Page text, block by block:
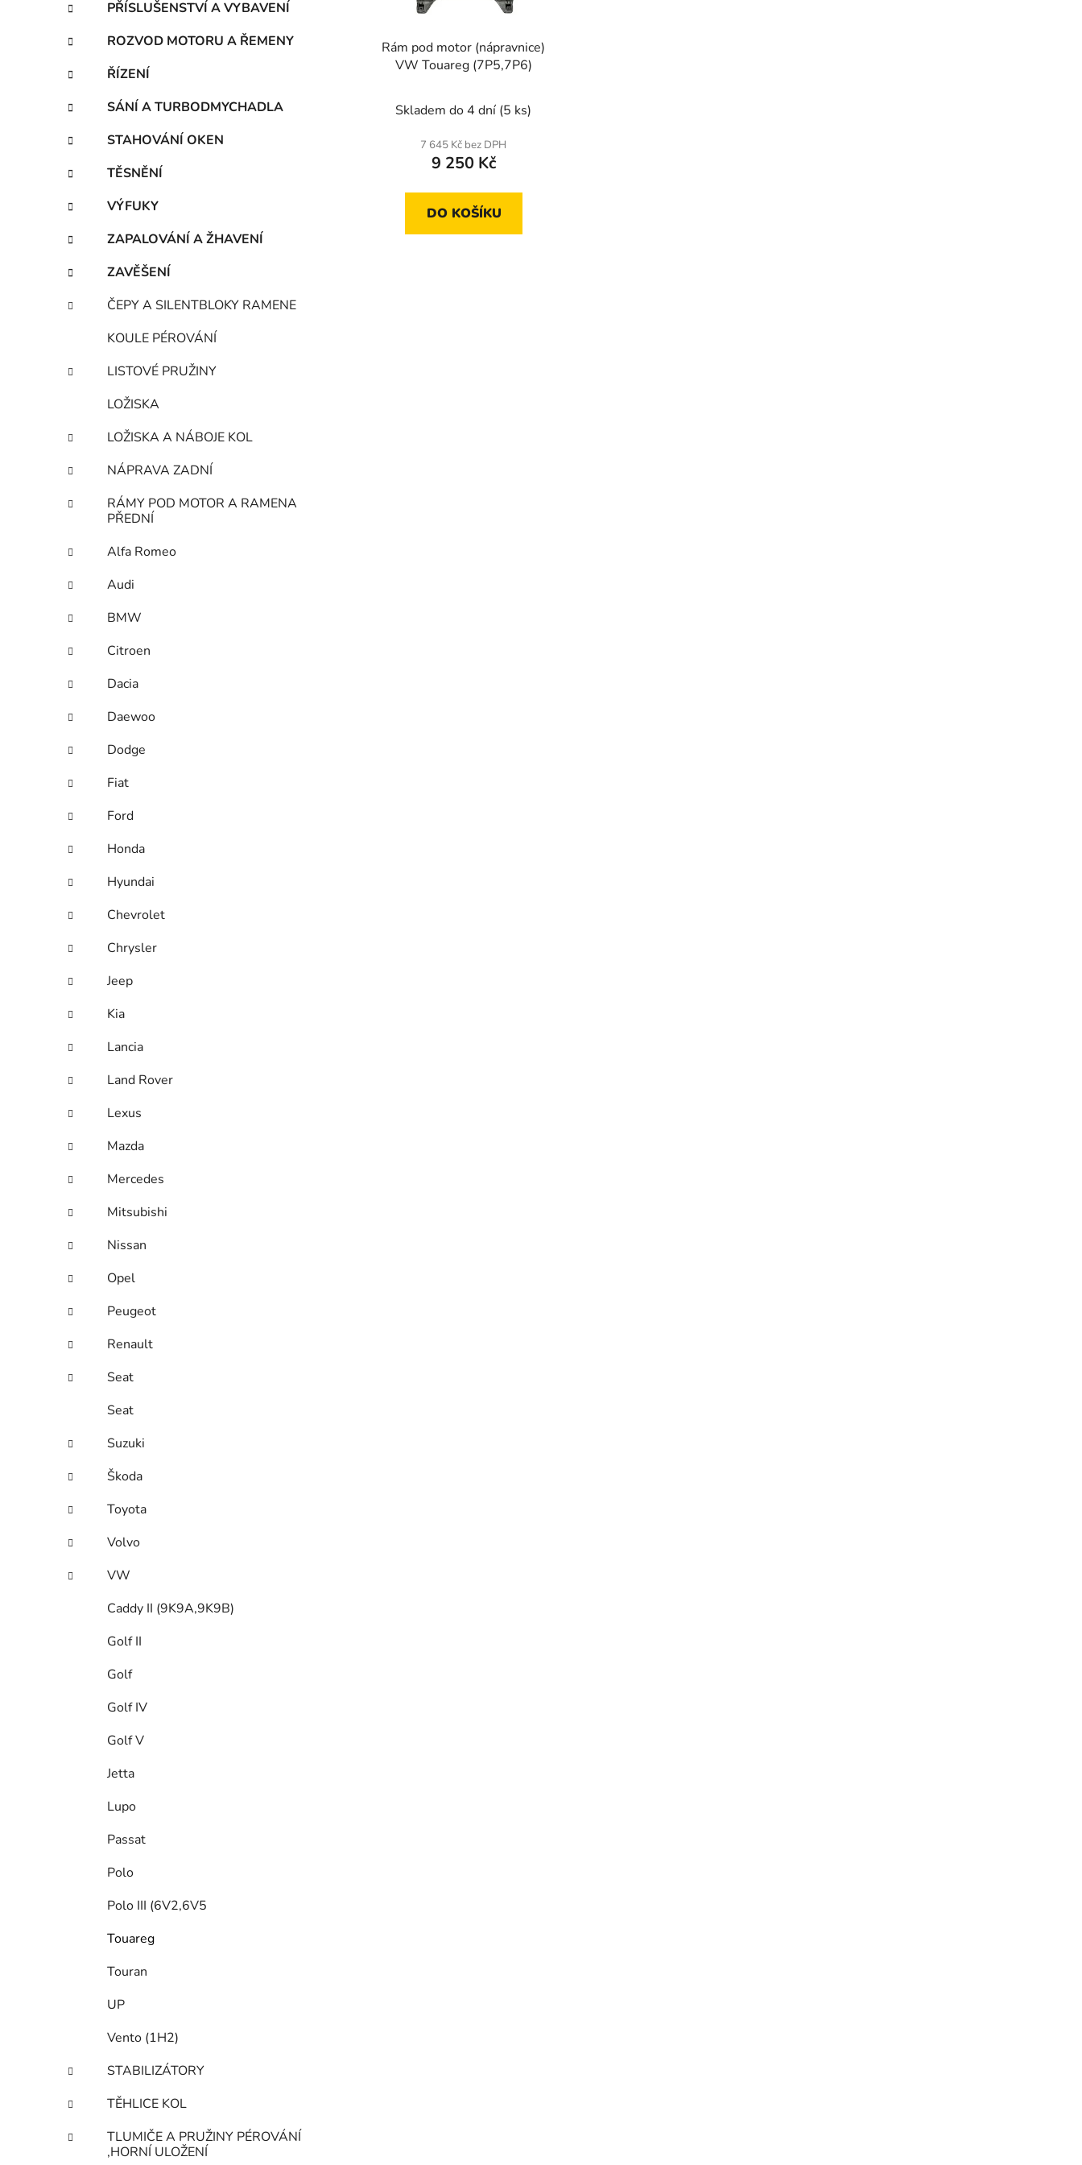
PŘÍSLUŠENSTVÍ A VYBAVENÍ
ROZVOD MOTORU A ŘEMENY
ŘÍZENÍ
SÁNÍ A TURBODMYCHADLA
STAHOVÁNÍ OKEN
TĚSNĚNÍ
VÝFUKY
ZAPALOVÁNÍ A ŽHAVENÍ
ZAVĚŠENÍ
ČEPY A SILENTBLOKY RAMENE
KOULE PÉROVÁNÍ
LISTOVÉ PRUŽINY
LOŽISKA
LOŽISKA A NÁBOJE KOL
NÁPRAVA ZADNÍ
RÁMY POD MOTOR A RAMENA
PŘEDNÍ
Alfa Romeo
Audi
BMW
Citroen
Dacia
Daewoo
Dodge
Fiat
Ford
Honda
Hyundai
Chevrolet
Chrysler
Jeep
Kia
Lancia
Land Rover
Lexus
Mazda
Mercedes
Mitsubishi
Nissan
Opel
Peugeot
Renault
Seat
Seat
Suzuki
Škoda
Toyota
Volvo
VW
Caddy II (9K9A,9K9B)
Golf II
Golf
Golf IV
Golf V
Jetta
Lupo
Passat
Polo
Polo III (6V2,6V5
Touareg
Touran
UP
Vento (1H2)
STABILIZÁTORY
TĚHLICE KOL
TLUMIČE A PRUŽINY PÉROVÁNÍ
,HORNÍ ULOŽENÍ
Rám pod motor (nápravnice)
VW Touareg (7P5,7P6)
Skladem do 4 dní (5 ks)
7 645 Kč bez DPH
9 250 Kč
DO KOŠÍKU